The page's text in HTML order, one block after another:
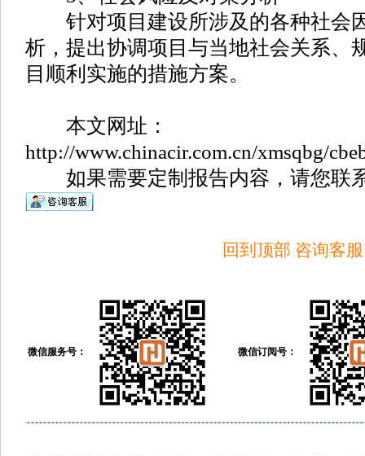
针对项目建设所涉及的各种社会
析，提出协调项目与当地社会关系、
目顺利实施的措施方案。
本文网址：
http://www.chinacir.com.cn/xmsqbg/
如果需要定制报告内容，请您联
回到顶部 咨询客服
微信服务号： 微信订阅号：